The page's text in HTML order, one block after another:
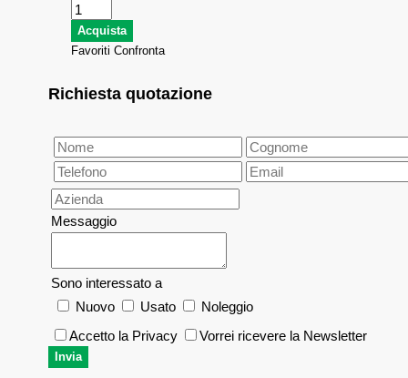
Favoriti Confronta
Richiesta quotazione
Messaggio
Sono interessato a
Nuovo
Usato
Noleggio
Accetto la Privacy
Vorrei ricevere la Newsletter